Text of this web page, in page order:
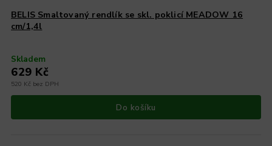
BELIS Smaltovaný rendlík se skl. poklicí MEADOW 16
cm/1,4l
Skladem
520 Kč bez DPH
629 Kč
Do košíku